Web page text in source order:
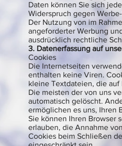
Daten können Sie sich
Widerspruch gegen
Der Nutzung von im
angeforderter Werbung
ausdrücklich rechtliche
3. Datenerfassung auf
Cookies
Die Internetseiten
enthalten keine Viren.
kleine Textdateien, die
Die meisten der von uns
automatisch gelöscht.
ermöglichen es uns, Ihren
Sie können Ihren Browser
erlauben, die Annahme
Cookies beim Schließen